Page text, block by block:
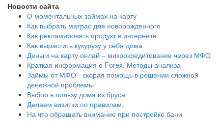
Новости сайта
О моментальных займах на карту
Как выбрать матрас для новорожденного
Как рекламировать продукт в интернете
Как вырастить кукурузу у себя дома
Деньги на карту онлай – микрокредитование через МФО
Краткая информация о Forex. Методы анализа
Займы от МФО - скорая помощь в решении сложной
денежной проблемы
Выбор в пользу дома из бруса
Делаем визитки по правилам.
На что обращать внимание при постройке бани